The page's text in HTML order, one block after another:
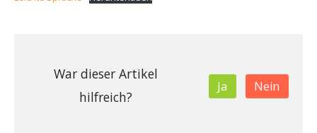
War dieser Artikel
hilfreich?
Ja Nein